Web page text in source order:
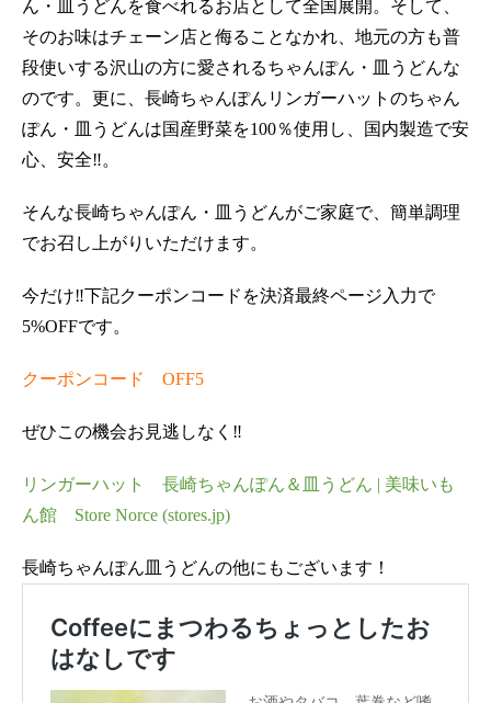
ん・皿うどんを食べれるお店として全国展開。そして、
そのお味はチェーン店と侮ることなかれ、地元の方も普
段使いする沢山の方に愛されるちゃんぽん・皿うどんな
のです。更に、長崎ちゃんぽんリンガーハットのちゃん
ぽん・皿うどんは国産野菜を100％使用し、国内製造で安
心、安全‼。
そんな長崎ちゃんぽん・皿うどんがご家庭で、簡単調理
でお召し上がりいただけます。
今だけ‼下記クーポンコードを決済最終ページ入力で
5%OFFです。
クーポンコード OFF5
ぜひこの機会お見逃しなく‼
リンガーハット 長崎ちゃんぽん＆皿うどん | 美味いも
ん館 Store Norce (stores.jp)
長崎ちゃんぽん皿うどんの他にもございます！